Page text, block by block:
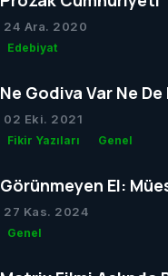
24 Ara. 2020
Edebiyat
Ne Godiva Var Ne
Tom
02 Eki. 2021
Fikir Yazıları Genel
Görünmeyen El:
27 Kas. 2024
Genel